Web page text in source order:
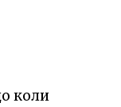
коли